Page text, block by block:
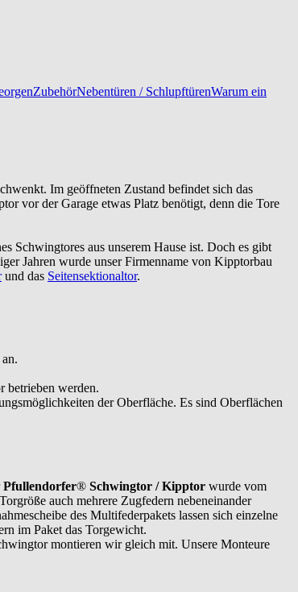
ZubehörNebentüren / SchlupftürenWarum ein
Im geöffneten Zustand befindet sich das
vor der Garage etwas Platz benötigt, denn die Tore
Schwingtores aus unserem Hause ist. Doch es gibt
Jahren wurde unser Firmenname von Kipptorbau
und das Seitensektionaltor.
betrieben werden.
der Oberfläche. Es sind Oberflächen
Pfullendorfer® Schwingtor / Kipptor wurde vom
auch mehrere Zugfedern nebeneinander
des Multifederpakets lassen sich einzelne
im Paket das Torgewicht.
montieren wir gleich mit. Unsere Monteure